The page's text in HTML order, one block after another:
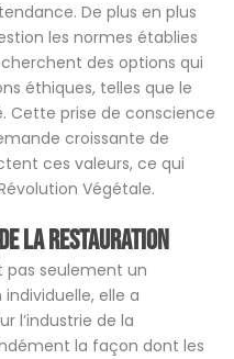
De plus en plus
les normes établies
des options qui
éthiques, telles que le
Cette prise de conscience
croissante de
ces valeurs, ce qui
Végétale.
la Restauration
pas seulement un
elle a
l’industrie de la
la façon dont les